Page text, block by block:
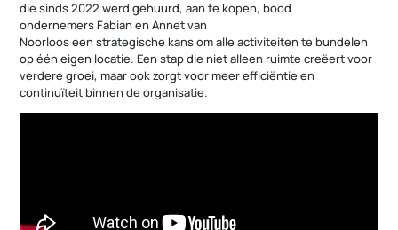
die sinds 2022 werd gehuurd, aan te kopen, bood
ondernemers Fabian en Annet van
Noorloos een strategische kans om alle activiteiten te bundelen
op één eigen locatie. Een stap die niet alleen ruimte creëert voor
verdere groei, maar ook zorgt voor meer efficiëntie en
continuïteit binnen de organisatie.